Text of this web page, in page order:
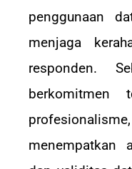
penggunaan
menjaga
responden.
berkomitmen
menempatkan